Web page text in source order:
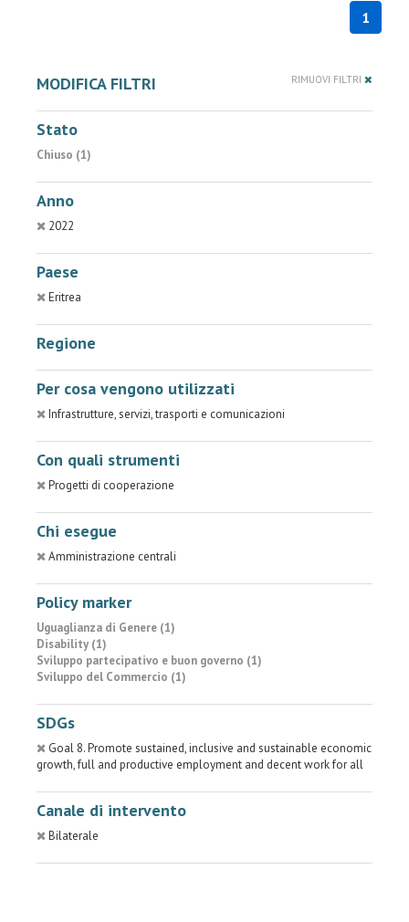
1
MODIFICA FILTRI RIMUOVI FILTRI
Stato
Chiuso (1)
Anno
2022
Paese
Eritrea
Regione
Per cosa vengono utilizzati
Infrastrutture, servizi, trasporti e comunicazioni
Con quali strumenti
Progetti di cooperazione
Chi esegue
Amministrazione centrali
Policy marker
Uguaglianza di Genere (1)
Disability (1)
Sviluppo partecipativo e buon governo (1)
Sviluppo del Commercio (1)
SDGs
Goal 8. Promote sustained, inclusive and sustainable economic
growth, full and productive employment and decent work for all
Canale di intervento
Bilaterale